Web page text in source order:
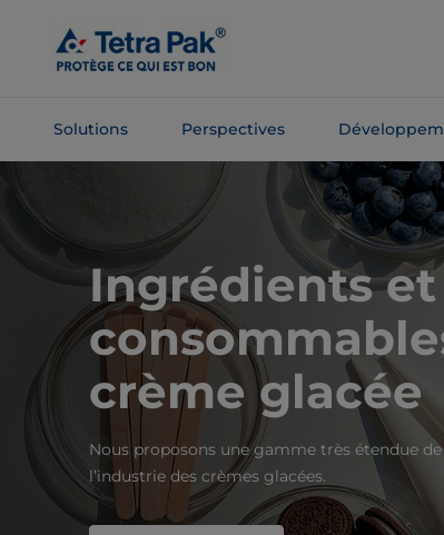
contenu
Solutions Perspectives
Ingrédients et
crème glacée
Nous proposons une gamme très étendue
l’industrie des crèmes glacées.